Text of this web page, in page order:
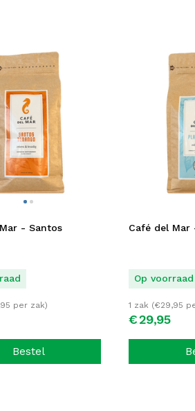
- Santos
per zak)
Bestel
Café del Mar
Op voorraad
€29,95
1 zak (€29,95